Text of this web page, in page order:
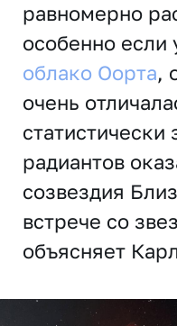
равномерно
особенно если
облако Оорта,
очень
радиантов
созвездия
встрече со
объясняет